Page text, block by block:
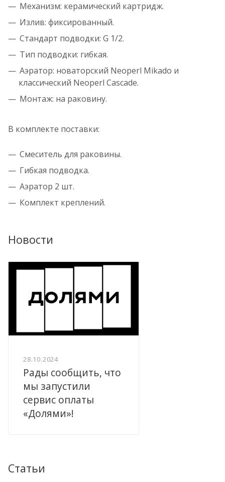
Механизм: керамический картридж.
Излив: фиксированный.
Стандарт подводки: G 1/2.
Тип подводки: гибкая.
Аэратор: новаторский Neoperl Mikado и
классический Neoperl Cascade.
Монтаж: на раковину.
В комплекте поставки:
Смеситель для раковины.
Гибкая подводка.
Аэратор 2 шт.
Комплект креплений.
Новости
28.10.2024
Рады сообщить, что
мы запустили
сервис оплаты
«Долями»!
Статьи